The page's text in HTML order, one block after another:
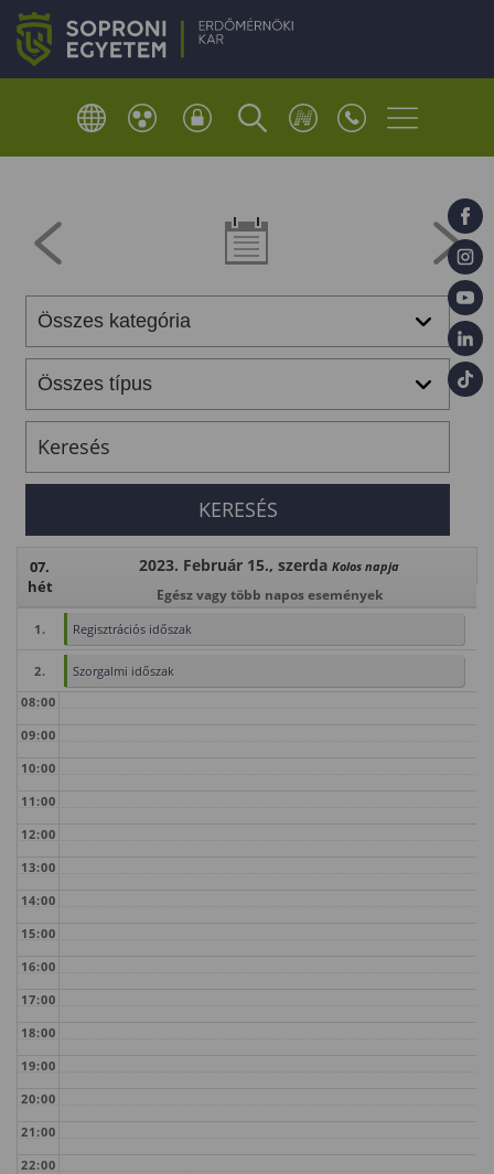
07.
hét
2023. Február 15., szerda Kolos napja
Egész vagy több napos események
1. Regisztrációs időszak
2.
Szorgalmi időszak
08:00
09:00
10:00
11:00
12:00
13:00
14:00
15:00
16:00
17:00
18:00
19:00
20:00
21:00
22:00